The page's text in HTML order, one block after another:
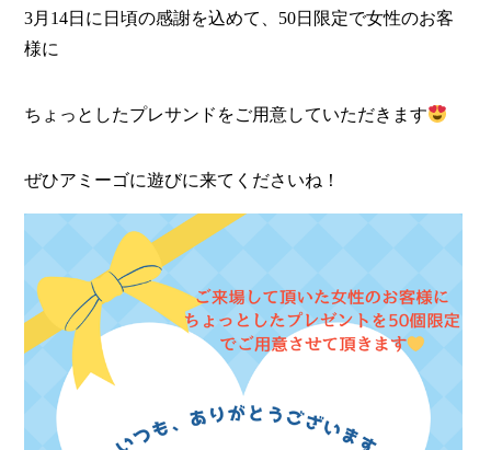
3月14日に日頃の感謝を込めて、50日限定で女性のお客
様に
ちょっとしたプレサンドをご用意していただきます
ぜひアミーゴに遊びに来てくださいね！